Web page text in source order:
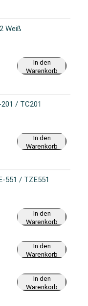
Weiß
In den
Warenkorb
/ TC201
In den
Warenkorb
551 / TZE551
In den
Warenkorb
In den
Warenkorb
In den
Warenkorb